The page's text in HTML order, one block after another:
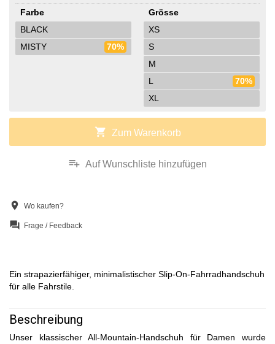
Farbe
BLACK
MISTY
70%
Grösse
XS
S
M
L
70%
XL
shopping_cart Zum Warenkorb
playlist_add Auf Wunschliste hinzufügen
location_on Wo kaufen?
question_answer Frage / Feedback
Ein strapazierfähiger, minimalistischer Slip-On-Fahrradhandschuh
für alle Fahrstile.
Beschreibung
Unser klassischer All-Mountain-Handschuh für Damen wurde